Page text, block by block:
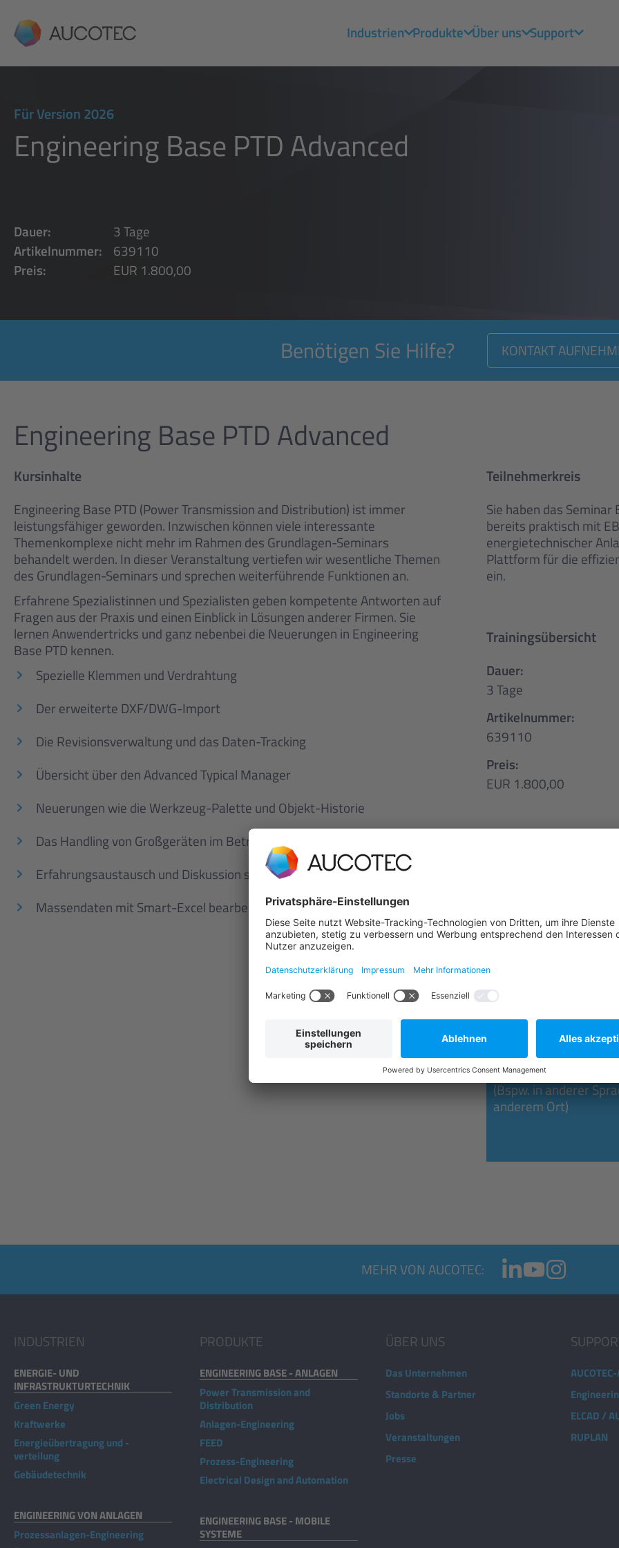
AUCOTEC Industrien Produkte Über uns Support
Für Version 2026
Engineering Base PTD Advanced
Dauer:
3 Tage
Artikelnummer:
639110
Preis:
EUR 1.800,00
Benötigen Sie Hilfe? KONTAKT
Engineering Base PTD Advanced
Kursinhalte
Engineering Base PTD (Power Transmission and Distribution) ist immer
leistungsfähiger geworden. Inzwischen können viele interessante
Themenkomplexe nicht mehr im Rahmen des Grundlagen-Seminars
behandelt werden. In dieser Veranstaltung vertiefen wir wesentliche Themen
des Grundlagen-Seminars und sprechen weiterführende Funktionen an.
Erfahrene Spezialistinnen und Spezialisten geben kompetente Antworten auf
Fragen aus der Praxis und einen Einblick in Lösungen anderer Firmen. Sie
lernen Anwendertricks und ganz nebenbei die Neuerungen in Engineering
Base PTD kennen.
Spezielle Klemmen und Verdrahtung
Der erweiterte DXF/DWG-Import
Die Revisionsverwaltung und das Daten-Tracking
Übersicht über den Advanced Typical Manager
Neuerungen wie die Werkzeug-Palette und Objekt-Historie
Das Handling von Großgeräten im Betriebsmittelplan
Erfahrungsaustausch und Diskussion spezieller Kundenlösungen
Massendaten mit Smart-Excel bearbeiten
Teilnehmerkreis
Sie haben das
bereits praktisch mit
energietechnischer
Plattform für die
ein.
Trainingsübersicht
Dauer:
3 Tage
Artikelnummer:
639110
Preis:
EUR 1.800,00
17.11.2026 -
Isernhagen
Sie wünschen einen
(Bspw. in anderer
anderem Ort)
MEHR VON AUCOTEC:
INDUSTRIEN
ENERGIE- UND
INFRASTRUKTURTECHNIK
Green Energy
Kraftwerke
Energieübertragung und -
verteilung
Gebäudetechnik
ENGINEERING VON ANLAGEN
Prozessanlagen-Engineering
PRODUKTE
ENGINEERING BASE - ANLAGEN
Power Transmission and
Distribution
Anlagen-Engineering
FEED
Prozess-Engineering
Electrical Design and Automation
ENGINEERING BASE - MOBILE
SYSTEME
ÜBER UNS
Das Unternehmen
Standorte & Partner
Jobs
Veranstaltungen
Presse
ELCAD /
RUPLAN